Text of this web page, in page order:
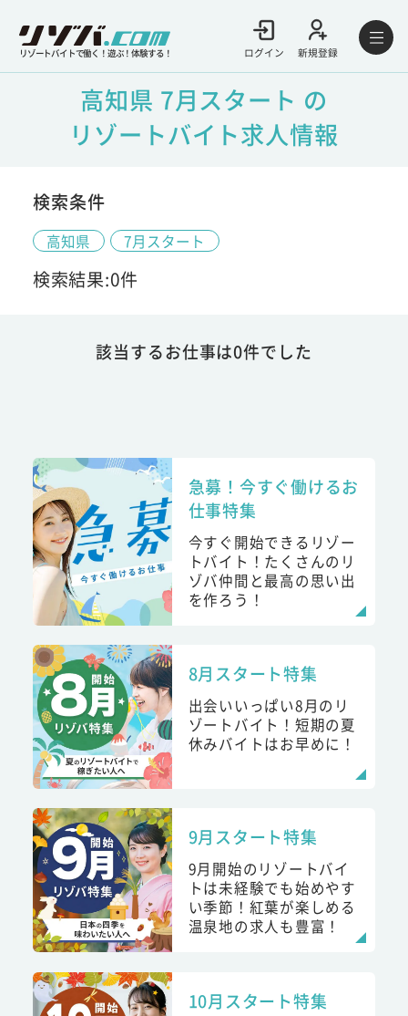
リゾートバイトで働く！遊ぶ！体験する！ ログイン 新規登録
高知県 7月スタート の
リゾートバイト求人情報
検索条件
高知県 7月スタート
検索結果:0件
該当するお仕事は0件でした
急募！今すぐ働けるお
仕事特集
今すぐ開始できるリゾー
トバイト！たくさんのリ
ゾバ仲間と最高の思い出
を作ろう！
8月スタート特集
出会いいっぱい8月のリ
ゾートバイト！短期の夏
休みバイトはお早めに！
9月スタート特集
9月開始のリゾートバイ
トは未経験でも始めやす
い季節！紅葉が楽しめる
温泉地の求人も豊富！
10月スタート特集